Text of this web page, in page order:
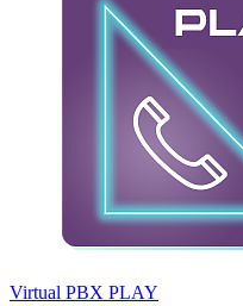
Virtual PBX PLAY